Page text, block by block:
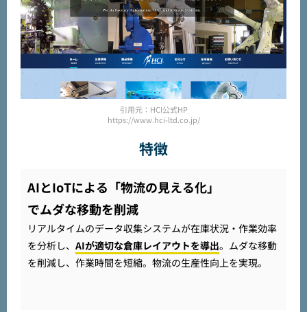
引用元：HCI公式HP
https://www.hci-ltd.co.jp/
特徴
AIとIoTによる「物流の見える化」
でムダな移動を削減
リアルタイムのデータ収集システムが在庫状況・作業効率
を分析し、 AIが適切な倉庫レイアウトを導出。ムダな移動
を削減し、作業時間を短縮。物流の生産性向上を実現。